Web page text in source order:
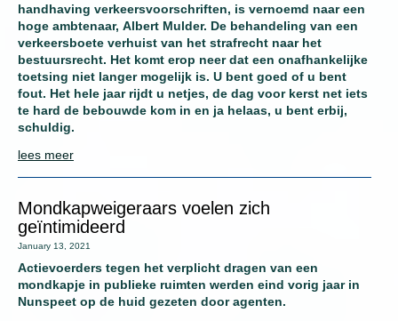
handhaving verkeersvoorschriften, is vernoemd naar een
hoge ambtenaar, Albert Mulder. De behandeling van een
verkeersboete verhuist van het strafrecht naar het
bestuursrecht. Het komt erop neer dat een onafhankelijke
toetsing niet langer mogelijk is. U bent goed of u bent
fout. Het hele jaar rijdt u netjes, de dag voor kerst net iets
te hard de bebouwde kom in en ja helaas, u bent erbij,
schuldig.
lees meer
Mondkapweigeraars voelen zich
geïntimideerd
January 13, 2021
Actievoerders tegen het verplicht dragen van een
mondkapje in publieke ruimten werden eind vorig jaar in
Nunspeet op de huid gezeten door agenten.